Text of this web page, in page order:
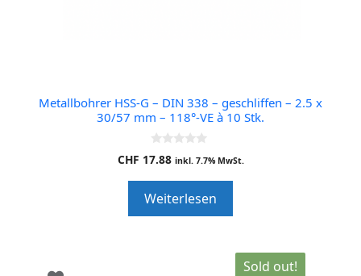
Metallbohrer HSS-G – DIN 338 – geschliffen – 2.5 x
30/57 mm – 118°-VE à 10 Stk.
0
o
o
f
5
CHF 17.88 inkl. 7.7% MwSt.
Weiterlesen
Sold out!